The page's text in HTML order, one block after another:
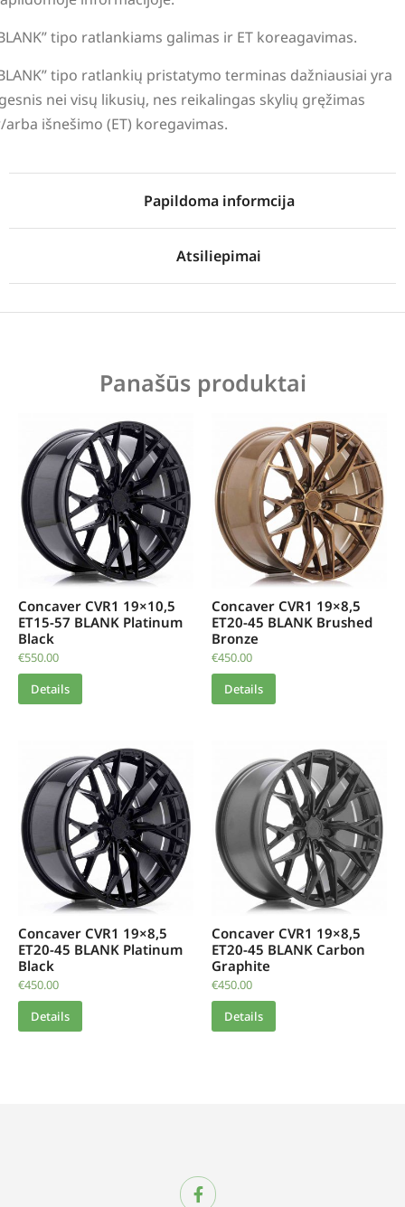
tipo ratlankiams galimas ir ET koreagavimas.
tipo ratlankių pristatymo terminas dažniausiai yra
nei visų likusių, nes reikalingas skylių gręžimas
arba išnešimo (ET) koregavimas.
Papildoma informcija
Atsiliepimai
Panašūs produktai
Concaver CVR1 19×10,5
ET15-57 BLANK Platinum
Black
€550.00
Details
Concaver CVR1 19×8,5
ET20-45 BLANK Brushed
Bronze
€450.00
Details
Concaver CVR1 19×8,5
ET20-45 BLANK Platinum
Black
€450.00
Details
Concaver CVR1 19×8,5
ET20-45 BLANK Carbon
Graphite
€450.00
Details